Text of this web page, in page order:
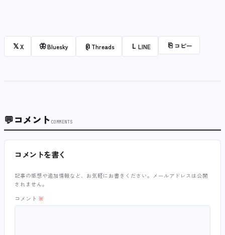
𝕏X 🦋Bluesky @ Threads L LINE ⎘ コピー
💬コメント COMMENTS
コメントを書く
記事の感想や追加情報など、お気軽にお書きください。メールアドレスは公開
されません。
コメント ※